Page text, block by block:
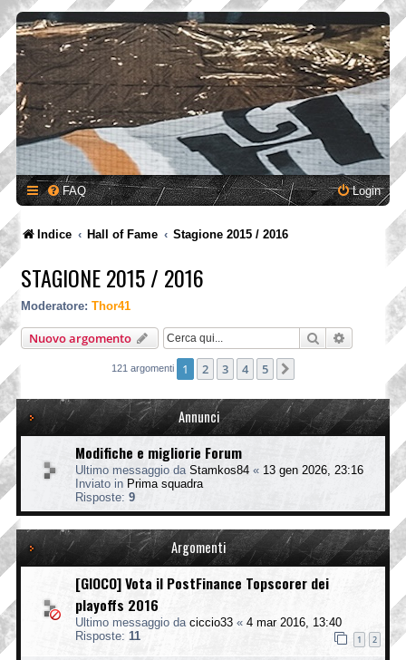
FAQ Login
Indice Hall of Fame Stagione 2015 / 2016
STAGIONE 2015 / 2016
Moderatore: Thor41
Nuovo argomento Cerca Ricerca
121 argomenti 1 2 3 4 5
Annunci
Modifiche e migliorie Forum
Ultimo messaggio da Stamkos84 « 13 gen 2026, 23:16
Inviato in Prima squadra
Risposte: 9
Argomenti
[GIOCO] Vota il PostFinance Topscorer dei
playoffs 2016
Ultimo messaggio da ciccio33 « 4 mar 2016, 13:40
Risposte: 11 1 2